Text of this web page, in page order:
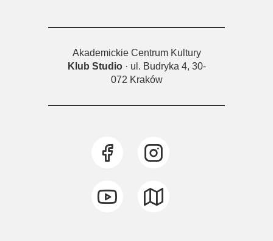
Akademickie Centrum Kultury
Klub Studio· ul. Budryka 4, 30-
072 Kraków